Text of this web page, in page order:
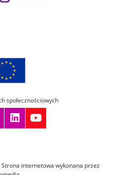
Strona internetowa wykonana przez
społecznościowych
i
przejdź